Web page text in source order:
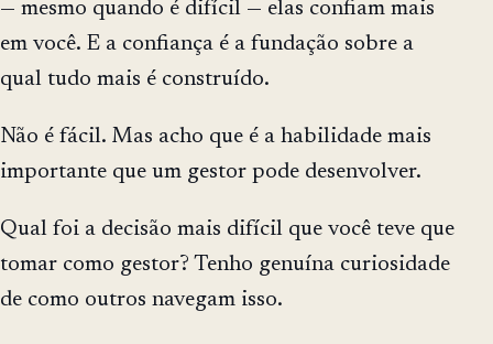
— mesmo quando é difícil — elas confiam mais
em você. E a confiança é a fundação sobre a
qual tudo mais é construído.
Não é fácil. Mas acho que é a habilidade mais
importante que um gestor pode desenvolver.
Qual foi a decisão mais difícil que você teve que
tomar como gestor? Tenho genuína curiosidade
de como outros navegam isso.